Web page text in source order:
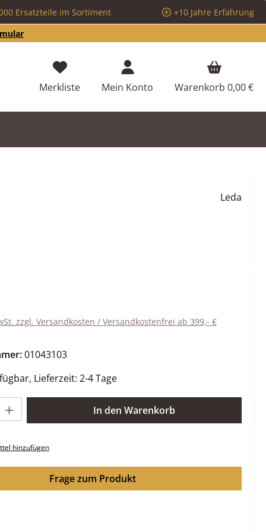
Ersatzteile im Sortiment
+10 Jahre Erfahrung
MerklisteDu hast 0 Produkte auf dem Merkzettel
Mein Konto Warenkorb 0,00 €
Leda
zzgl. Versandkosten / Versandkostenfrei ab 399,- €
01043103
Lieferzeit: 2-4 Tage
In den Warenkorb
hinzufügen
Frage zum Produkt